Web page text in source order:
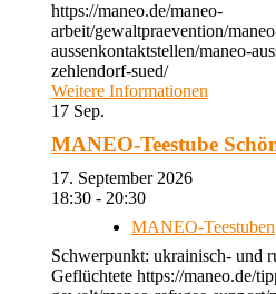
https://maneo.de/maneo-
arbeit/gewaltpraevention/
aussenkontaktstellen/maneo-
zehlendorf-sued/
Weitere Informationen
17 Sep.
MANEO-Teestube
17. September 2026
18:30 - 20:30
MANEO-Teestuben
Schwerpunkt: ukrainisch- und
Geflüchtete https://maneo.de/